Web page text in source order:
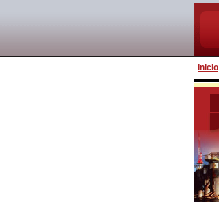
Inicio